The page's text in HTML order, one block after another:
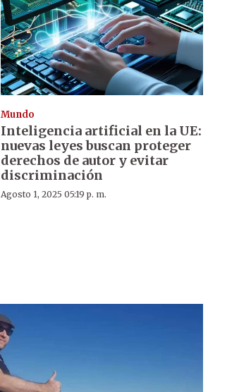
Mundo
Inteligencia artificial en la UE:
nuevas leyes buscan proteger
derechos de autor y evitar
discriminación
Agosto 1, 2025 05:19 p. m.